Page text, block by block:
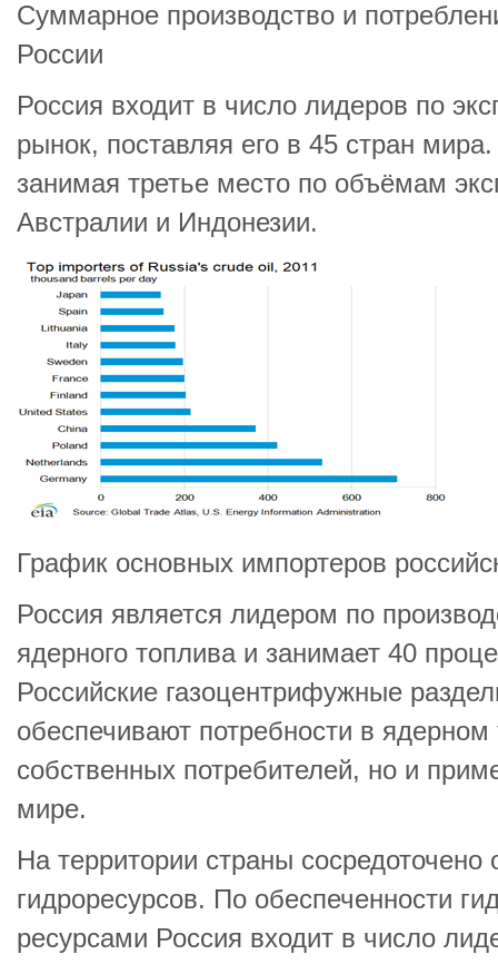
Суммарное производство и
России
Россия входит в число лидеров по
рынок, поставляя его в 45 стран мира.
занимая третье место по объёмам
Австралии и Индонезии.
График основных импортеров
Россия является лидером по
ядерного топлива и занимает 40
Российские газоцентрифужные
обеспечивают потребности в ядерном
собственных потребителей, но и
мире.
На территории страны
гидроресурсов. По обеспеченности
ресурсами Россия входит в число